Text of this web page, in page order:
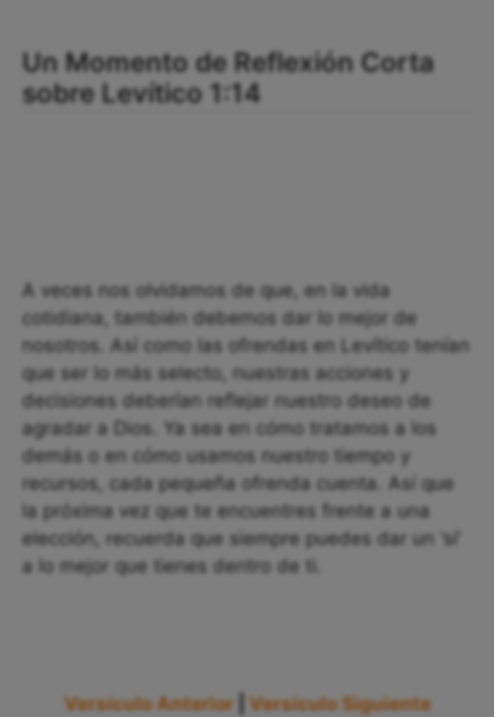
Un Momento de Reflexión Corta
sobre Levítico 1:14
A veces nos olvidamos de que, en la vida
cotidiana, también debemos dar lo mejor de
nosotros. Así como las ofrendas en Levítico tenían
que ser lo más selecto, nuestras acciones y
decisiones deberían reflejar nuestro deseo de
agradar a Dios. Ya sea en cómo tratamos a los
demás o en cómo usamos nuestro tiempo y
recursos, cada pequeña ofrenda cuenta. Así que
la próxima vez que te encuentres frente a una
elección, recuerda que siempre puedes dar un ‘sí’
a lo mejor que tienes dentro de ti.
Versículo Anterior Versículo Siguiente